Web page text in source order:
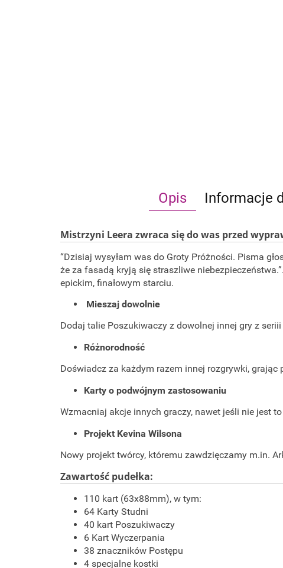
Opis Informacje
Mistrzyni Leera zwraca się do was przed
“Dzisiaj wysyłam was do Groty Próżności. Pisma
że za fasadą kryją się straszliwe
epickim, finałowym starciu.
Mieszaj dowolnie
Dodaj talie Poszukiwaczy z dowolnej innej gry z
Różnorodność
Doświadcz za każdym razem innej rozgrywki,
Karty o podwójnym zastosowaniu
Wzmacniaj akcje innych graczy, nawet jeśli nie jest
Projekt Kevina Wilsona
Nowy projekt twórcy, któremu zawdzięczamy m.in.
Zawartość pudełka:
110 kart (63x88mm), w tym:
64 Karty Studni
40 kart Poszukiwaczy
6 Kart Wyczerpania
38 znaczników Postępu
4 specjalne kostki